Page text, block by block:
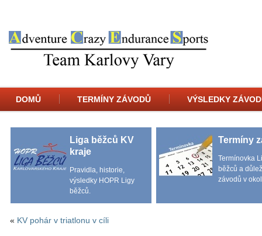
DOMŮ TERMÍNY ZÁVODŮ VÝSLEDKY
Liga běžců KV
kraje
Pravidla, historie,
výsledky HOPR Ligy
běžců.
Termíny
Termínovka
běžců a
závodů v
« KV pohár v triatlonu v cíli